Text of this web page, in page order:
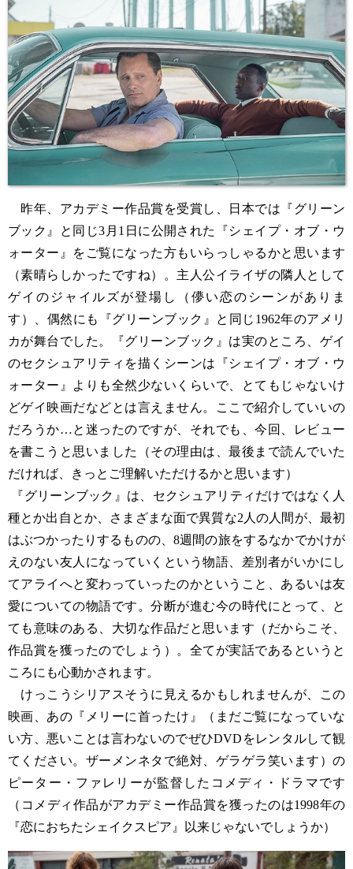
昨年、アカデミー作品賞を受賞し、日本では『グリーン
ブック』と同じ3月1日に公開された『シェイプ・オブ・ウ
ォーター』をご覧になった方もいらっしゃるかと思います
（素晴らしかったですね）。主人公イライザの隣人として
ゲイのジャイルズが登場し（儚い恋のシーンがありま
す）、偶然にも『グリーンブック』と同じ1962年のアメリ
カが舞台でした。『グリーンブック』は実のところ、ゲイ
のセクシュアリティを描くシーンは『シェイプ・オブ・ウ
ォーター』よりも全然少ないくらいで、とてもじゃないけ
どゲイ映画だなどとは言えません。ここで紹介していいの
だろうか…と迷ったのですが、それでも、今回、レビュー
を書こうと思いました（その理由は、最後まで読んでいた
だければ、きっとご理解いただけるかと思います）
『グリーンブック』は、セクシュアリティだけではなく人
種とか出自とか、さまざまな面で異質な2人の人間が、最初
はぶつかったりするものの、8週間の旅をするなかでかけが
えのない友人になっていくという物語、差別者がいかにし
てアライへと変わっていったのかということ、あるいは友
愛についての物語です。分断が進む今の時代にとって、と
ても意味のある、大切な作品だと思います（だからこそ、
作品賞を獲ったのでしょう）。全てが実話であるというと
ころにも心動かされます。
けっこうシリアスそうに見えるかもしれませんが、この
映画、あの『メリーに首ったけ』（まだご覧になっていな
い方、悪いことは言わないのでぜひDVDをレンタルして観
てください。ザーメンネタで絶対、ゲラゲラ笑います）の
ピーター・ファレリーが監督したコメディ・ドラマです
（コメディ作品がアカデミー作品賞を獲ったのは1998年の
『恋におちたシェイクスピア』以来じゃないでしょうか）